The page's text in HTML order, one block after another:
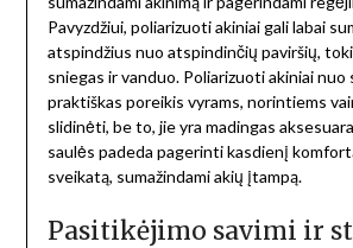
Pavyzdžiui, poliarizuoti akiniai gali labai
atspindžius nuo atspindinčių paviršių,
sniegas ir vanduo. Poliarizuoti akiniai nuo
praktiškas poreikis vyrams, norintiems
slidinėti, be to, jie yra madingas
saulės padeda pagerinti kasdienį
sveikatą, sumažindami akių įtampą.
Pasitikėjimo savimi ir